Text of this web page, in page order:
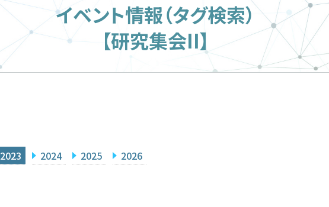
イベント情報（タグ検索）
【研究集会II】
2023 2024 2025 2026